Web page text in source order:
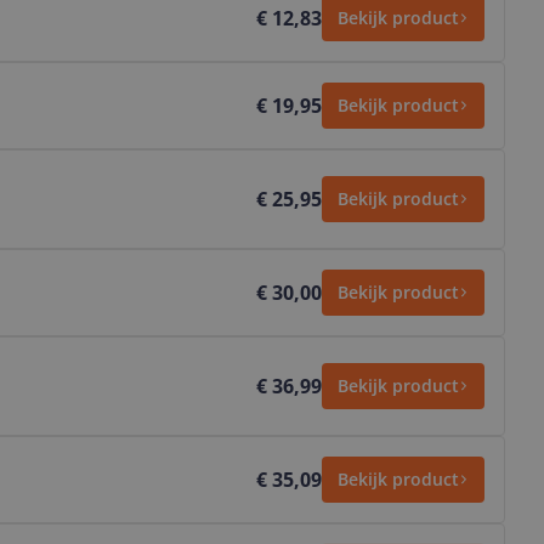
€ 12,83 Bekijk product
€ 19,95 Bekijk product
€ 25,95 Bekijk product
€ 30,00 Bekijk product
€ 36,99 Bekijk product
€ 35,09 Bekijk product